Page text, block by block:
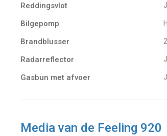
Reddingsvlot
Bilgepomp
Brandblusser
Radarreflector
Gasbun met afvoer
Media van de Feeling 920